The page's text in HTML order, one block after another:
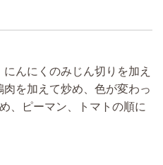
んにくのみじん切りを加え
を加えて炒め、色が変わっ
、ピーマン、トマトの順に